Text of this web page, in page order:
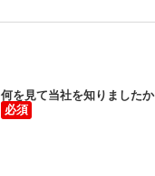
何を見て当社を知りましたか